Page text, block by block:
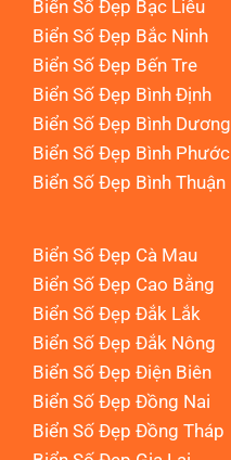
Biển Số Đẹp Bạc Liêu
Biển Số Đẹp Bắc Ninh
Biển Số Đẹp Bến Tre
Biển Số Đẹp Bình Định
Biển Số Đẹp Bình Dương
Biển Số Đẹp Bình Phước
Biển Số Đẹp Bình Thuận
Biển Số Đẹp Cà Mau
Biển Số Đẹp Cao Bằng
Biển Số Đẹp Đắk Lắk
Biển Số Đẹp Đắk Nông
Biển Số Đẹp Điện Biên
Biển Số Đẹp Đồng Nai
Biển Số Đẹp Đồng Tháp